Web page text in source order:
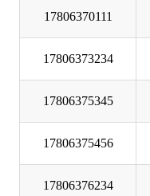
17806370111
17806373234
17806375345
17806375456
17806376234